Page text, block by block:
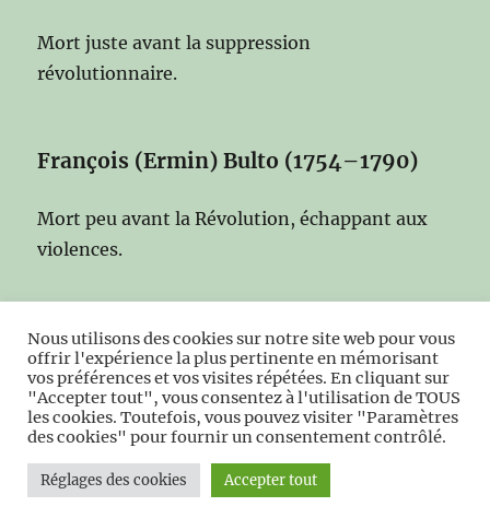
Mort juste avant la suppression
révolutionnaire.
François (Ermin) Bulto (1754–1790)
Mort peu avant la Révolution, échappant aux
violences.
Antoine (Matthieu) Leblond (1720–
1794)
Originaire de Fayt‑le‑Château, prieur en1777,
dernier prieur de Moustier. Arrêté le 1ᵉʳ
novembre 1793, emprisonné à Maubeuge,
Nous utilisons des cookies sur notre site web pour vous
offrir l'expérience la plus pertinente en mémorisant
vos préférences et vos visites répétées. En cliquant sur
"Accepter tout", vous consentez à l'utilisation de TOUS
les cookies. Toutefois, vous pouvez visiter "Paramètres
des cookies" pour fournir un consentement contrôlé.
Réglages des cookies Accepter tout